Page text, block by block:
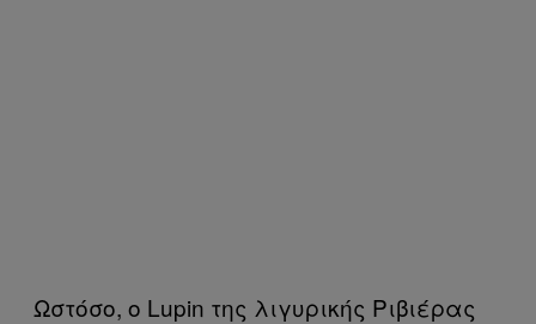
Ωστόσο, ο Lupin της λιγυρικής Ριβιέρας